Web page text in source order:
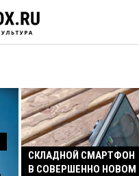
СКЛАДНОЙ СМАРТФОН
В СОВЕРШЕННО